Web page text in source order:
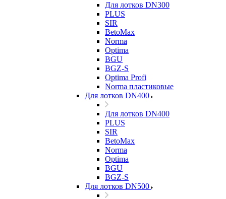
Для лотков DN300
PLUS
SIR
BetoMax
Norma
Optima
BGU
BGZ-S
Optima Profi
Norma пластиковые
Для лотков DN400
Для лотков DN400
PLUS
SIR
BetoMax
Norma
Optima
BGU
BGZ-S
Для лотков DN500